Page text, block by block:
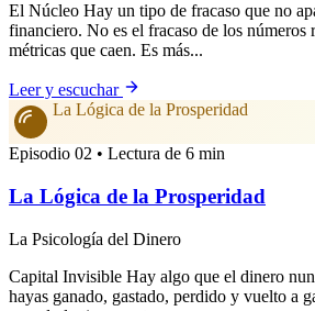
El Núcleo Hay un tipo de fracaso que no
financiero. No es el fracaso de los números
métricas que caen. Es más...
Leer y escuchar
La Lógica de la Prosperidad
Episodio 02 • Lectura de 6 min
La Lógica de la Prosperidad
La Psicología del Dinero
Capital Invisible Hay algo que el dinero
hayas ganado, gastado, perdido y vuelto a